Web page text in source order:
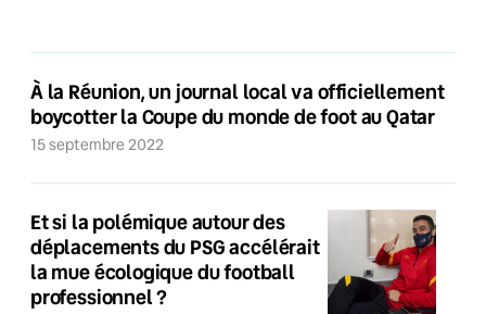
À la Réunion, un journal local va officiellement
boycotter la Coupe du monde de foot au Qatar
15 septembre 2022
Et si la polémique autour des
déplacements du PSG accélérait
la mue écologique du football
professionnel ?